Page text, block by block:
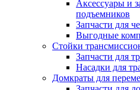
Аксессуары и
подъемников
Запчасти для
Выгодные
Стойки
Запчасти для
Насадки для
Домкраты для